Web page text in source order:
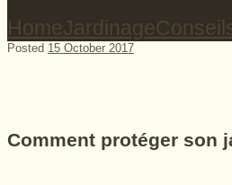
HomeJardinage
Posted 15 October 2017
Comment protéger son